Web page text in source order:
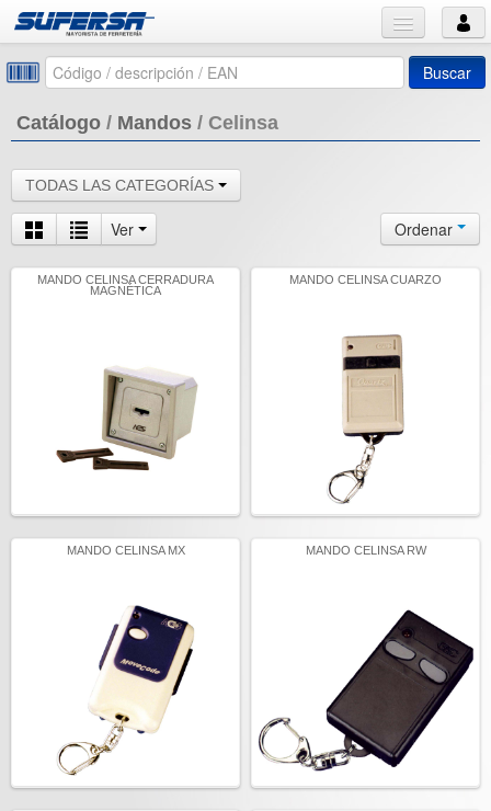
Buscar
Catálogo / Mandos / Celinsa
TODAS LAS CATEGORÍAS
Ver Ordenar
MANDO CELINSA CERRADURA
MAGNÉTICA
MANDO CELINSA CUARZO
MANDO CELINSA MX MANDO CELINSA RW